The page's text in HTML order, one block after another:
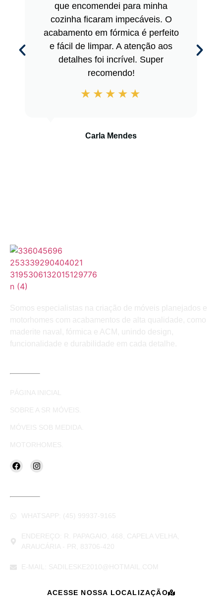
que encomendei para minha
cozinha ficaram impecáveis. O
acabamento em fórmica é perfeito
e fácil de limpar. A atenção aos
detalhes foi incrível. Super
recomendo!
Carla Mendes
Somos especialistas na criação de móveis planejados e
motorhomes com acabamentos de alta qualidade, como
maderite naval, fórmica e ACM, unindo design,
funcionalidade e durabilidade em cada detalhe.
PÁGINA INICIAL
SOBRE A SR MÓVEIS.
MÓVEIS SOB MEDIDA.
MOTORHOMES.
WHATSAPP: (45) 99937-9165
ENDEREÇO: R. PAPAGAIO, 468, CAPELA VELHA,
ARAUCÁRIA - PR, 83706-420
E-MAIL: SADILESKE2010@HOTMAIL.COM
ACESSE NOSSA LOCALIZAÇÃO